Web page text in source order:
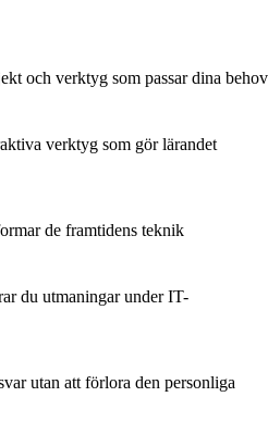
och verktyg som passar dina behov
verktyg som gör lärandet
de framtidens teknik
du utmaningar under IT-
utan att förlora den personliga